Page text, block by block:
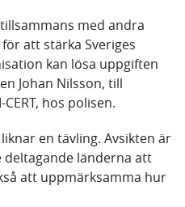
med andra
att stärka Sveriges
kan lösa uppgiften
Johan Nilsson, till
hos polisen.
en tävling. Avsikten är
länderna att
att uppmärksamma hur